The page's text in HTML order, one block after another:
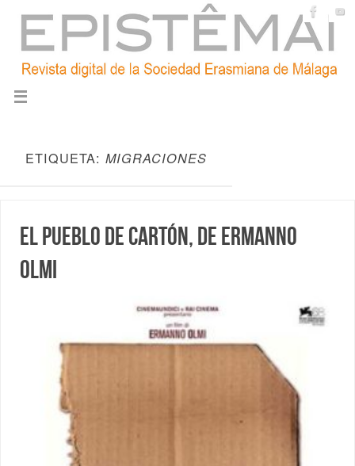
ETIQUETA: MIGRACIONES
El pueblo de cartón, de Ermanno
Olmi